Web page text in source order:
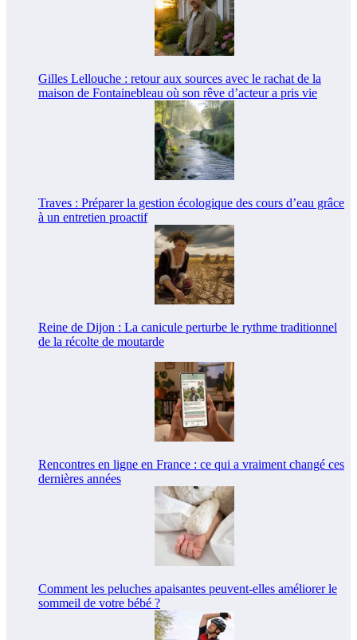
Gilles Lellouche : retour aux sources avec le rachat de la
maison de Fontainebleau où son rêve d’acteur a pris vie
Traves : Préparer la gestion écologique des cours d’eau grâce
à un entretien proactif
Reine de Dijon : La canicule perturbe le rythme traditionnel
de la récolte de moutarde
Rencontres en ligne en France : ce qui a vraiment changé ces
dernières années
Comment les peluches apaisantes peuvent-elles améliorer le
sommeil de votre bébé ?